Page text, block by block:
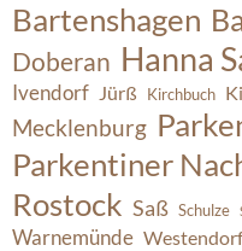
Bartenshagen
Doberan Hanna
Ivendorf Jürß Kirchbuch
Mecklenburg
Parkentiner
Rostock Saß Schulze
Warnemünde Westendorf